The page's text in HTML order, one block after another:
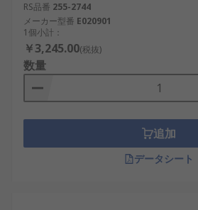
RS品番 255-2744
メーカー型番 E020901
1個小計：
￥3,245.00(税抜)
数量
追加
データシート